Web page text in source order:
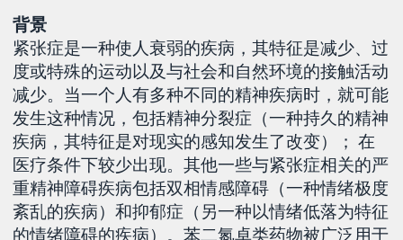
背景
紧张症是一种使人衰弱的疾病，其特征是减少、过
度或特殊的运动以及与社会和自然环境的接触活动
减少。当一个人有多种不同的精神疾病时，就可能
发生这种情况，包括精神分裂症（一种持久的精神
疾病，其特征是对现实的感知发生了改变）； 在
医疗条件下较少出现。其他一些与紧张症相关的严
重精神障碍疾病包括双相情感障碍（一种情绪极度
紊乱的疾病）和抑郁症（另一种以情绪低落为特征
的情绪障碍的疾病）。苯二氮卓类药物被广泛用于